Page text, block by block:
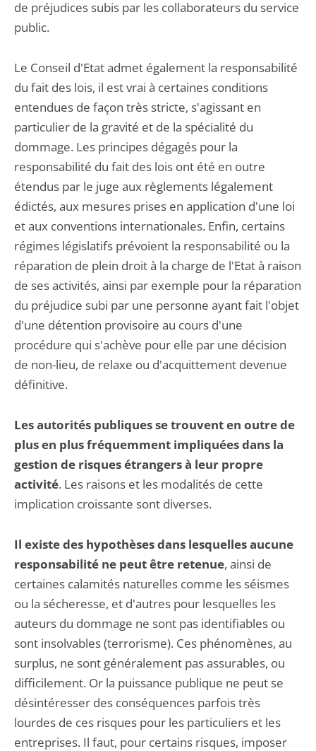
de préjudices subis par les collaborateurs du service
public.
Le Conseil d'Etat admet également la responsabilité
du fait des lois, il est vrai à certaines conditions
entendues de façon très stricte, s'agissant en
particulier de la gravité et de la spécialité du
dommage. Les principes dégagés pour la
responsabilité du fait des lois ont été en outre
étendus par le juge aux règlements légalement
édictés, aux mesures prises en application d'une loi
et aux conventions internationales. Enfin, certains
régimes législatifs prévoient la responsabilité ou la
réparation de plein droit à la charge de l'Etat à raison
de ses activités, ainsi par exemple pour la réparation
du préjudice subi par une personne ayant fait l'objet
d'une détention provisoire au cours d'une
procédure qui s'achève pour elle par une décision
de non-lieu, de relaxe ou d'acquittement devenue
définitive.
Les autorités publiques se trouvent en outre de
plus en plus fréquemment impliquées dans la
gestion de risques étrangers à leur propre
activité. Les raisons et les modalités de cette
implication croissante sont diverses.
Il existe des hypothèses dans lesquelles aucune
responsabilité ne peut être retenue, ainsi de
certaines calamités naturelles comme les séismes
ou la sécheresse, et d'autres pour lesquelles les
auteurs du dommage ne sont pas identifiables ou
sont insolvables (terrorisme). Ces phénomènes, au
surplus, ne sont généralement pas assurables, ou
difficilement. Or la puissance publique ne peut se
désintéresser des conséquences parfois très
lourdes de ces risques pour les particuliers et les
entreprises. Il faut, pour certains risques, imposer